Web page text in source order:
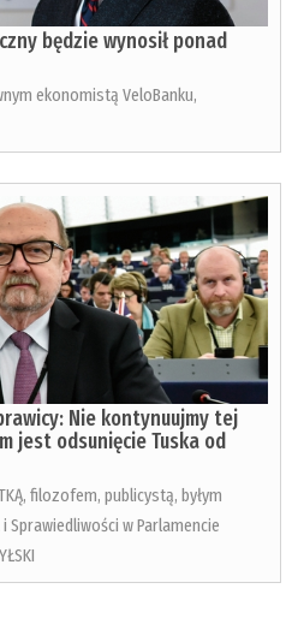
będzie wynosił ponad
ekonomistą VeloBanku,
Nie kontynuujmy tej
jest odsunięcie Tuska od
filozofem, publicystą, byłym
Sprawiedliwości w Parlamencie